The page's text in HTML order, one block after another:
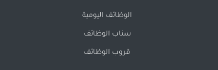
الوظائف اليومية
سناب الوظائف
قروب الوظائف